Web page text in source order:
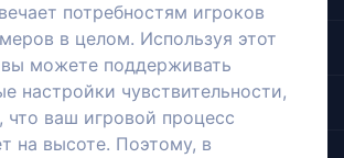
потребностям игроков
в целом. Используя этот
вы можете поддерживать
настройки чувствительности,
что ваш игровой процесс
на высоте. Поэтому, в